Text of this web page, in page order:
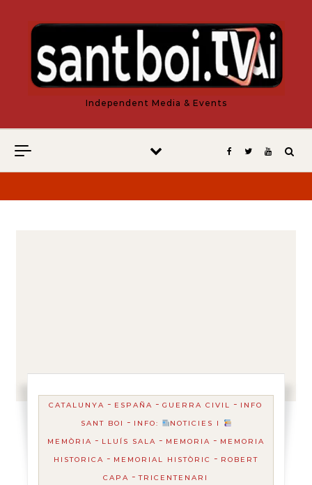
Independent Media & Events
CATALUNYA - ESPAÑA -GUERRA CIVIL - INFO
SANT BOI
- INFO:
NOTICIES I
MEMÒRIA - LLUÍS SALA - MEMORIA - MEMORIA
HISTORICA - MEMORIAL HISTÒRIC - ROBERT
CAPA -TRICENTENARI